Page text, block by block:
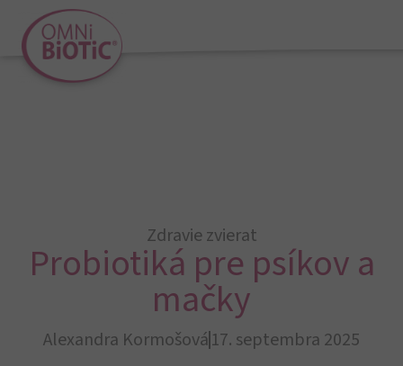
Zdravie zvierat
Probiotiká pre psíkov a
mačky
Alexandra Kormošová17. septembra 2025